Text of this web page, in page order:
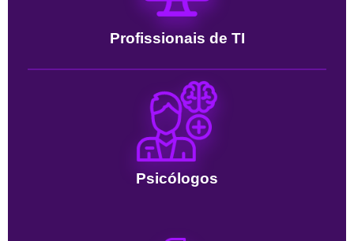
Profissionais de TI
Psicólogos